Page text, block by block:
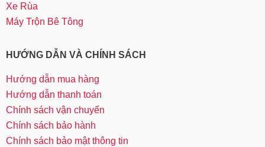
Xe Rùa
Máy Trộn Bê Tông
HƯỚNG DẪN VÀ CHÍNH SÁCH
Hướng dẫn mua hàng
Hướng dẫn thanh toán
Chính sách vận chuyển
Chính sách bảo hành
Chính sách bảo mật thông tin